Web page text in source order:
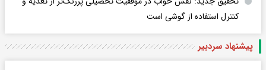
کنترل استفاده از گوشی است
پیشنهاد سردبیر